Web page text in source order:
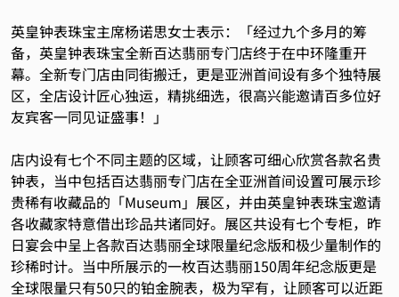
英皇钟表珠宝主席杨诺思女士表示：「经过九个多月的筹
备，英皇钟表珠宝全新百达翡丽专门店终于在中环隆重开
幕。全新专门店由同街搬迁，更是亚洲首间设有多个独特展
区，全店设计匠心独运，精挑细选，很高兴能邀请百多位好
友宾客一同见证盛事！」
店内设有七个不同主题的区域，让顾客可细心欣赏各款名贵
钟表，当中包括百达翡丽专门店在全亚洲首间设置可展示珍
贵稀有收藏品的「Museum」展区，并由英皇钟表珠宝邀请
各收藏家特意借出珍品共诸同好。展区共设有七个专柜，昨
日宴会中呈上各款百达翡丽全球限量纪念版和极少量制作的
珍稀时计。当中所展示的一枚百达翡丽150周年纪念版更是
全球限量只有50只的铂金腕表，极为罕有，让顾客可以近距